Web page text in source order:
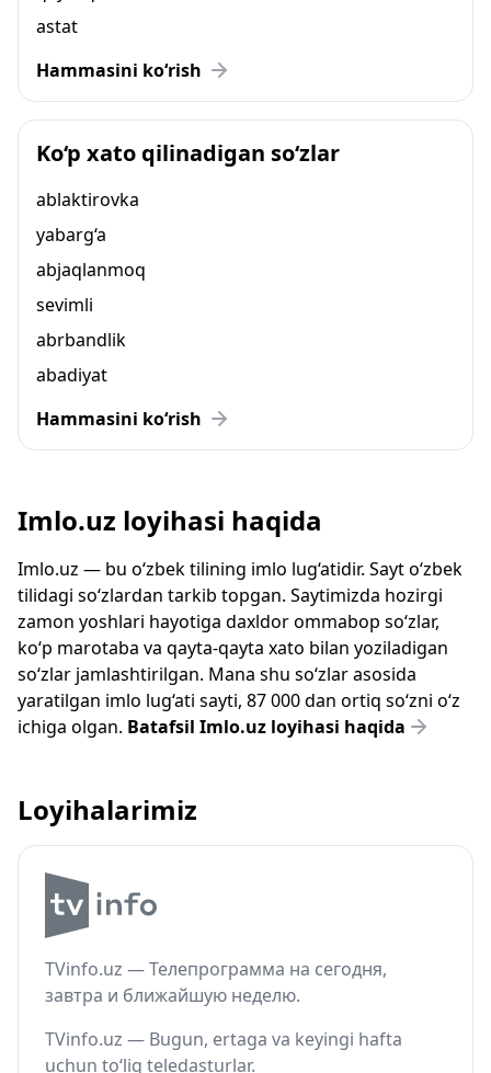
astat
Hammasini ko‘rish
Ko‘p xato qilinadigan so‘zlar
ablaktirovka
yabarg‘a
abjaqlanmoq
sevimli
abrbandlik
abadiyat
Hammasini ko‘rish
Imlo.uz loyihasi haqida
Imlo.uz — bu o‘zbek tilining imlo lug‘atidir. Sayt o‘zbek
tilidagi so‘zlardan tarkib topgan. Saytimizda hozirgi
zamon yoshlari hayotiga daxldor ommabop so‘zlar,
ko‘p marotaba va qayta-qayta xato bilan yoziladigan
so‘zlar jamlashtirilgan. Mana shu so‘zlar asosida
yaratilgan imlo lug‘ati sayti, 87 000 dan ortiq so‘zni o‘z
ichiga olgan. Batafsil Imlo.uz loyihasi haqida
Loyihalarimiz
TVinfo.uz — Телепрограмма на сегодня,
завтра и ближайшую неделю.
TVinfo.uz — Bugun, ertaga va keyingi hafta
uchun to‘liq teledasturlar.